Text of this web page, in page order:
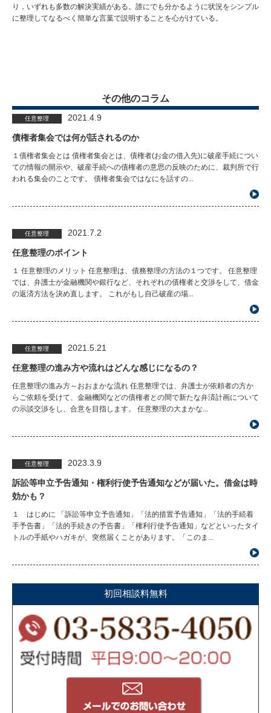
り，いずれも多数の解決実績がある。誰にでも分かるように状況をシンプル
に整理してなるべく簡単な言葉で説明することを心がけている。
その他のコラム
任意整理 2021.4.9
債権者集会では何が話されるのか
１債権者集会とは 債権者集会とは、債権者(お金の借入先)に破産手続につい
ての情報の開示や、破産手続への債権者の意思の反映のために、裁判所で行
われる集会のことです。 債権者集会ではなにを話すの...
任意整理 2021.7.2
任意整理のポイント
１ 任意整理のメリット 任意整理は、債務整理の方法の１つです。 任意整理
では、弁護士が金融機関や銀行など、それぞれの債権者と交渉をして、借金
の返済方法を決め直します。 これがもし自己破産の場...
任意整理 2021.5.21
任意整理の進み方や流れはどんな感じになるの？
任意整理の進み方～おおまかな流れ 任意整理では、弁護士が依頼者の方か
らご依頼を受けて、金融機関などの債権者との間で新たな弁済計画について
の示談交渉をし、合意を目指します。 任意整理の大まかな...
任意整理 2023.3.9
訴訟等申立予告通知・権利行使予告通知などが届いた。借金は時
効かも？
１ はじめに 「訴訟等申立予告通知」「法的措置予告通知」「法的手続着
手予告書」「法的手続きの予告書」「権利行使予告通知」などといったタイ
トルの手紙やハガキが、突然届くことがあります。「このま...
初回相談料無料